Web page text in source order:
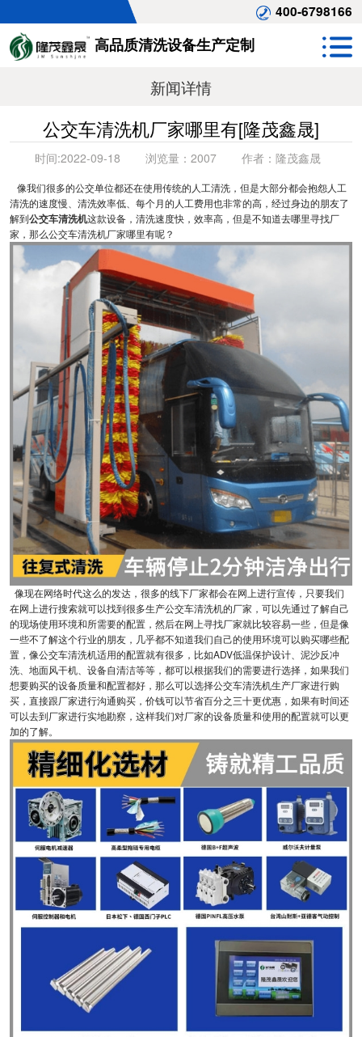
400-6798166
高品质清洗设备生产定制
新闻详情
公交车清洗机厂家哪里有[隆茂鑫晟]
时间:2022-09-18 浏览量： 2007 作者： 隆茂鑫晟
像我们很多的公交单位都还在使用传统的人工清洗，但是大部分都会抱怨人工
清洗的速度慢、清洗效率低、每个月的人工费用也非常的高，经过身边的朋友了
解到公交车清洗机这款设备，清洗速度快，效率高，但是不知道去哪里寻找厂
家，那么公交车清洗机厂家哪里有呢？
像现在网络时代这么的发达，很多的线下厂家都会在网上进行宣传，只要我们
在网上进行搜索就可以找到很多生产公交车清洗机的厂家，可以先通过了解自己
的现场使用环境和所需要的配置，然后在网上寻找厂家就比较容易一些，但是像
一些不了解这个行业的朋友，几乎都不知道我们自己的使用环境可以购买哪些配
置，像公交车清洗机适用的配置就有很多，比如ADV低温保护设计、泥沙反冲
洗、地面风干机、设备自清洁等等，都可以根据我们的需要进行选择，如果我们
想要购买的设备质量和配置都好，那么可以选择公交车清洗机生产厂家进行购
买，直接跟厂家进行沟通购买，价钱可以节省百分之三十更优惠，如果有时间还
可以去到厂家进行实地勘察，这样我们对厂家的设备质量和使用的配置就可以更
加的了解。